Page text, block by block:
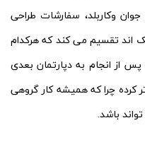
وکاربلد، سفارشات طراحی
اند تقسیم می کند که هرکدام
از انجام به دپارتمان بعدی
کرده چرا که همیشه کار گروهی
باشد.